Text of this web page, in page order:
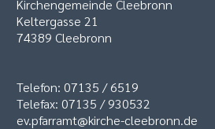
Kirchengemeinde Cleebronn
Keltergasse 21
74389 Cleebronn
Telefon: 07135 / 6519
Telefax: 07135 / 930532
ev.pfarramt@kirche-cleebronn.de